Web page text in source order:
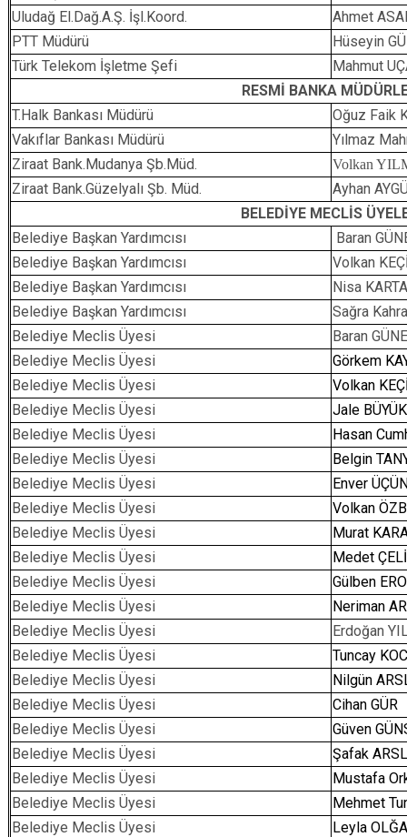
Uludağ El.Dağ.A.Ş. İşl.Koord.
Ahmet
PTT Müdürü
Hüseyin
Türk Telekom İşletme Şefi
Mahmut
RESMİ BANKA
T.Halk Bankası Müdürü
Oğuz Faik
Vakıflar Bankası Müdürü
Yılmaz
Ziraat Bank.Mudanya Şb.Müd.
Volkan
Ziraat Bank.Güzelyalı Şb. Müd.
Ayhan
BELEDİYE MECLİS
Belediye Başkan Yardımcısı
Baran
Belediye Başkan Yardımcısı
Volkan
Belediye Başkan Yardımcısı
Nisa
Belediye Başkan Yardımcısı
Sağra
Belediye Meclis Üyesi
Baran
Belediye Meclis Üyesi
Görkem
Belediye Meclis Üyesi
Volkan
Belediye Meclis Üyesi
Jale
Belediye Meclis Üyesi
Hasan
Belediye Meclis Üyesi
Belgin
Belediye Meclis Üyesi
Enver
Belediye Meclis Üyesi
Volkan
Belediye Meclis Üyesi
Murat
Belediye Meclis Üyesi
Medet
Belediye Meclis Üyesi
Gülben
Belediye Meclis Üyesi
Neriman
Belediye Meclis Üyesi
Erdoğan
Belediye Meclis Üyesi
Tuncay
Belediye Meclis Üyesi
Nilgün
Belediye Meclis Üyesi
Cihan GÜR
Belediye Meclis Üyesi
Güven
Belediye Meclis Üyesi
Şafak
Belediye Meclis Üyesi
Mustafa
Belediye Meclis Üyesi
Mehmet
Belediye Meclis Üyesi
Leyla